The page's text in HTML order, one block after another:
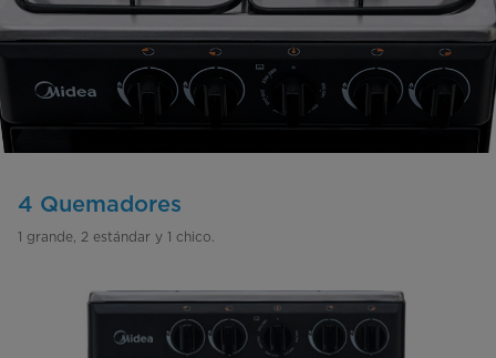
4 Quemadores
1 grande, 2 estándar y 1 chico.